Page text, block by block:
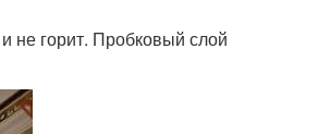
не горит. Пробковый слой